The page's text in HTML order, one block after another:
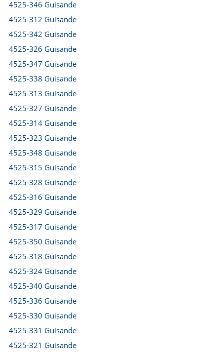
4525-346 Guisande
4525-312 Guisande
4525-342 Guisande
4525-326 Guisande
4525-347 Guisande
4525-338 Guisande
4525-313 Guisande
4525-327 Guisande
4525-314 Guisande
4525-323 Guisande
4525-348 Guisande
4525-315 Guisande
4525-328 Guisande
4525-316 Guisande
4525-329 Guisande
4525-317 Guisande
4525-350 Guisande
4525-318 Guisande
4525-324 Guisande
4525-340 Guisande
4525-336 Guisande
4525-330 Guisande
4525-331 Guisande
4525-321 Guisande